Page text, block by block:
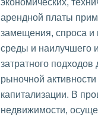
арендной платы
замещения, спроса и
среды и наилучшего
затратного
рыночной
капитализации. В
недвижимости,